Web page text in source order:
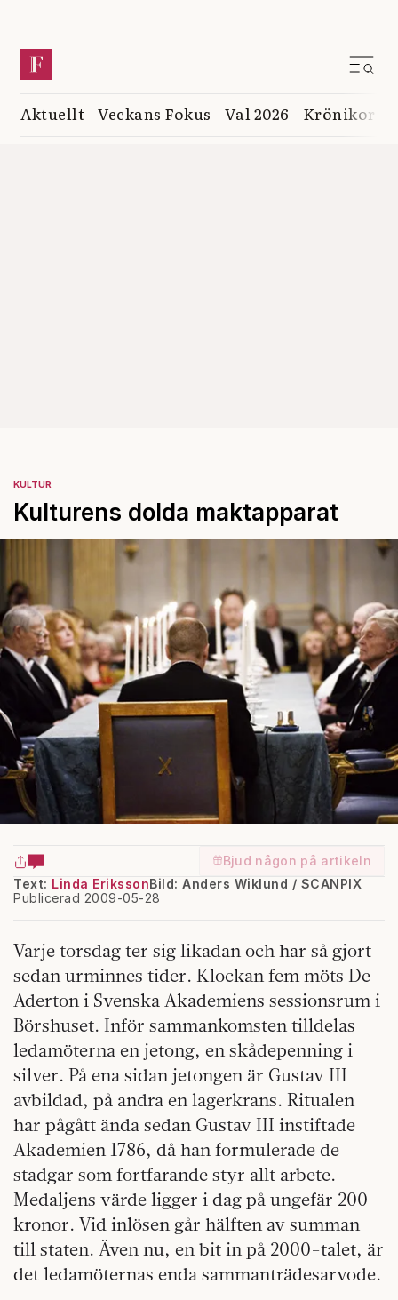
Aktuellt Veckans Fokus Val 2026 Krönikor
KULTUR
Kulturens dolda maktapparat
Bjud någon på artikeln
Text: Linda Eriksson
Publicerad 2009-05-28
Bild: Anders Wiklund / SCANPIX
Varje torsdag ter sig likadan och har så gjort
sedan urminnes tider. Klockan fem möts De
Aderton i Svenska Akademiens sessionsrum i
Börshuset. Inför sammankomsten tilldelas
ledamöterna en jetong, en skådepenning i
silver. På ena sidan jetongen är Gustav III
avbildad, på andra en lagerkrans. Ritualen
har pågått ända sedan Gustav III instiftade
Akademien 1786, då han formulerade de
stadgar som fortfarande styr allt arbete.
Medaljens värde ligger i dag på ungefär 200
kronor. Vid inlösen går hälften av summan
till staten. Även nu, en bit in på 2000-talet, är
det ledamöternas enda sammanträdesarvode.